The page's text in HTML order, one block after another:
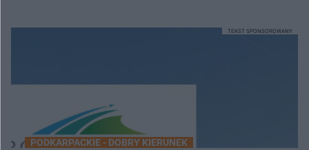
PODKARPACKIE - DOBRY KIERUNEK
TEKST SPONSOROWANY